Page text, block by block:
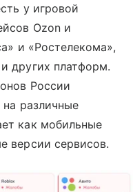
у игровой
Ozon и
и «Ростелекома»,
других платформ.
России
на различные
как мобильные
версии сервисов.